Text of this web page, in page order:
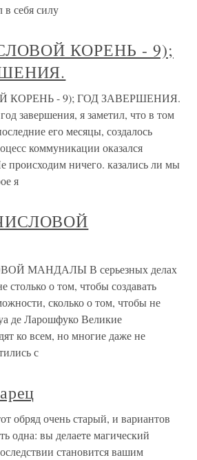
в себя силу
КОРЕНЬ - 9);
КОРЕНЬ - 9); ГОД ЗАВЕРШЕНИЯ.
завершения, я заметил, что в том
его месяцы, создалось
коммуникации оказался
происходим ничего. казались ли мы
я
МАНДАЛЫ В серьезных делах
столько о том, чтобы создавать
сколько о том, чтобы не
де Ларошфуко Великие
ко всем, но многие даже не
с
обряд очень старый, и вариантов
одна: вы делаете магический
становится вашим